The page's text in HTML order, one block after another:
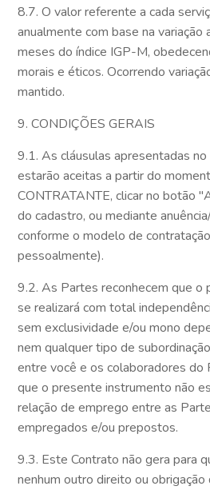
8.7. O valor referente a cada
anualmente com base na variação
meses do índice IGP-M,
morais e éticos. Ocorrendo
mantido.
9. CONDIÇÕES GERAIS
9.1. As cláusulas apresentadas
estarão aceitas a partir do
CONTRATANTE, clicar no botão
do cadastro, ou mediante
conforme o modelo de
pessoalmente).
9.2. As Partes reconhecem que o
se realizará com total
sem exclusividade e/ou mono
nem qualquer tipo de
entre você e os colaboradores do
que o presente instrumento não
relação de emprego entre as
empregados e/ou prepostos.
9.3. Este Contrato não gera para
nenhum outro direito ou